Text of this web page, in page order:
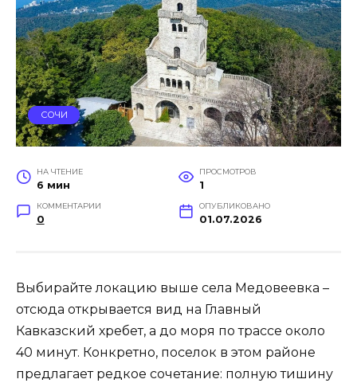
СОЧИ
НА ЧТЕНИЕ
6 мин
ПРОСМОТРОВ
1
КОММЕНТАРИИ
0
ОПУБЛИКОВАНО
01.07.2026
Выбирайте локацию выше села Медовеевка –
отсюда открывается вид на Главный
Кавказский хребет, а до моря по трассе около
40 минут. Конкретно, поселок в этом районе
предлагает редкое сочетание: полную тишину